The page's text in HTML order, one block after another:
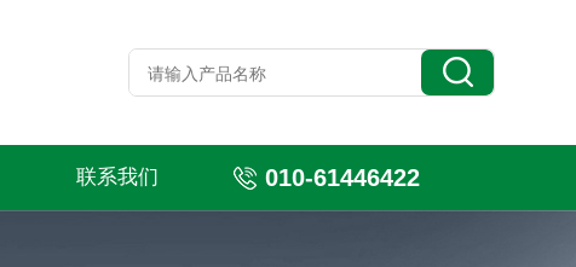
联系我们 010-61446422